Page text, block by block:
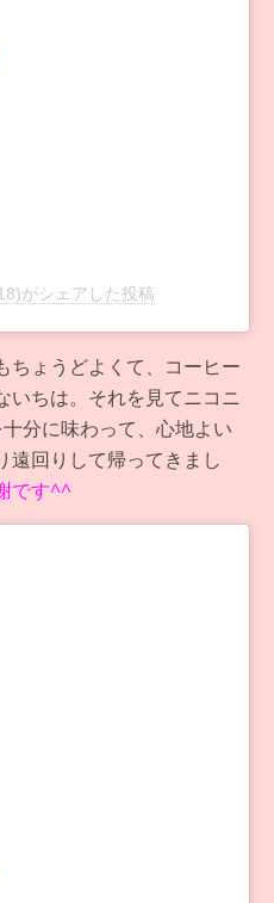
がシェアした投稿
ちょうどよくて、コーヒー
いちは。それを見てニコニ
分に味わって、心地よい
遠回りして帰ってきまし
です^^